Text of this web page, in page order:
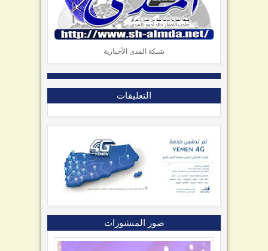
شبكة المدى الأخبارية
التعليقات
صور المنشورات